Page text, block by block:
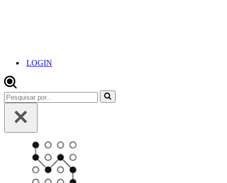
LOGIN
Pesquisar
por...